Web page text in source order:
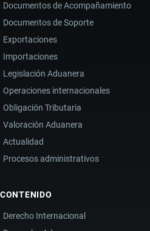
Documentos de Acompañamiento
Documentos de Soporte
Exportaciones
Importaciones
Legislación Aduanera
Operaciones internacionales
Obligación Tributaria
Valoración Aduanera
Actualidad
Procesos administrativos
CONTENIDO
Derecho Internacional